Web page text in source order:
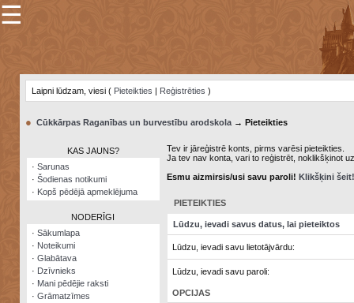
×
Šodienas
notikumi
Visatcera
almanahs
Arhīvs
☰
Laipni lūdzam, viesi ( Pieteikties | Reģistrēties )
● Cūkkārpas Raganības un burvestību arodskola→ Pieteikties
KAS JAUNS?
· Sarunas
· Šodienas notikumi
· Kopš pēdējā apmeklējuma
NODERĪGI
· Sākumlapa
· Noteikumi
· Glabātava
· Dzīvnieks
· Mani pēdējie raksti
· Grāmatzīmes
Tev ir jāreģistrē konts, pirms varēsi pieteikties.
Ja tev nav konta, vari to reģistrēt, noklikšķinot
Esmu aizmirsis/usi savu paroli! Klikšķini šeit!
PIETEIKTIES
Lūdzu, ievadi savus datus, lai pieteiktos
Lūdzu, ievadi savu lietotājvārdu:
Lūdzu, ievadi savu paroli:
OPCIJAS